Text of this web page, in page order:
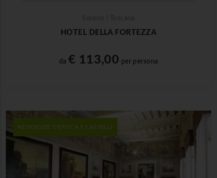
HOTEL DELLA FORTEZZA
da € 113,00 per persona
RESIDENZE D'EPOCA E CASTELLI